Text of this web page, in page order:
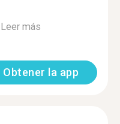
Leer más
Obtener la app